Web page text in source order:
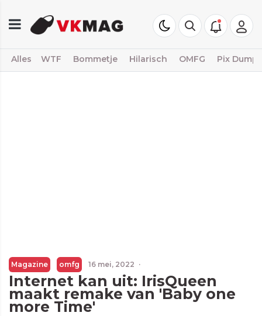
Alles WTF Bommetje Hilarisch OMFG Pix Dump
Magazine omfg 16 mei, 2022 ·
Internet kan uit: IrisQueen
maakt remake van 'Baby one
more Time'